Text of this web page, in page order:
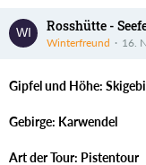
Rosshütte -
Winterfreund 16.
Gipfel und Höhe:
Gebirge: Karwendel
Art der Tour: Pistentour